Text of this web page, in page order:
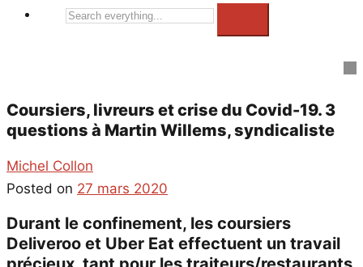
Search
Coursiers, livreurs et crise du Covid-19. 3
questions à Martin Willems, syndicaliste
Michel Collon
Posted on 27 mars 2020
Durant le confinement, les coursiers
Deliveroo et Uber Eat effectuent un travail